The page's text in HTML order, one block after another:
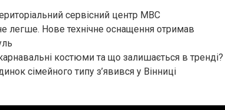
сервісний центр МВС
легше. Нове технічне оснащення отримав
костюми та що залишається в тренді?
сімейного типу з’явився у Вінниці